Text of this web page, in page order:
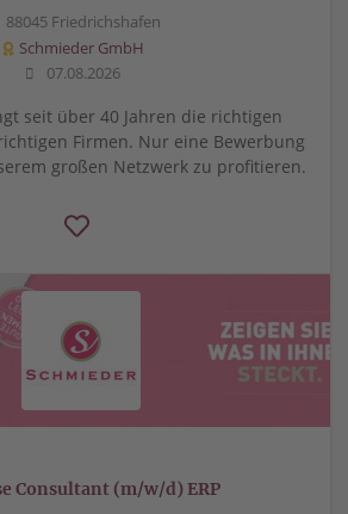
88045 Friedrichshafen
Schmieder GmbH
07.08.2026
seit über 40 Jahren die richtigen
Firmen. Nur eine Bewerbung
großen Netzwerk zu profitieren.
Consultant (m/w/d) ERP